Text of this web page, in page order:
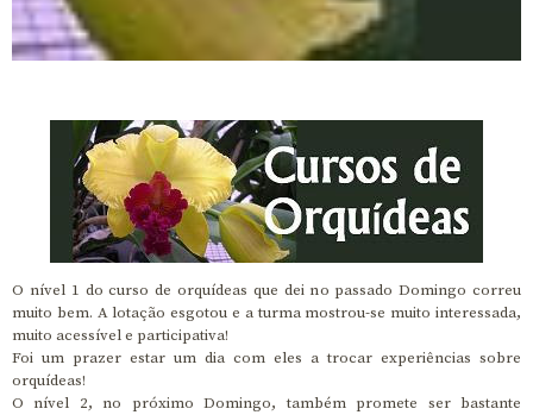
O nível 1 do curso de orquídeas que dei no passado Domingo correu
muito bem. A lotação esgotou e a turma mostrou-se muito interessada,
muito acessível e participativa!
Foi um prazer estar um dia com eles a trocar experiências sobre
orquídeas!
O nível 2, no próximo Domingo, também promete ser bastante